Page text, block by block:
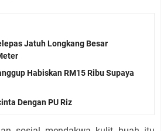
Jatuh Longkang Besar
Habiskan RM15 Ribu Supaya
Dengan PU Riz